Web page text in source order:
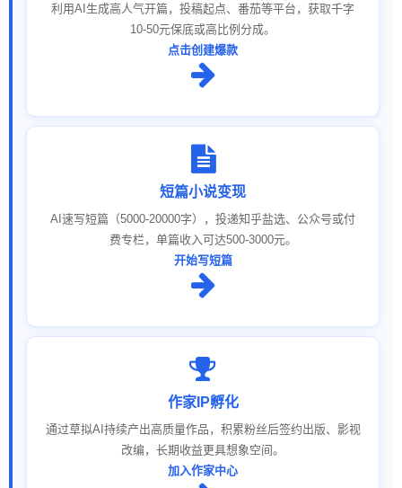
利用AI生成高人气开篇，投稿起点、番茄等平台，获取千字
10-50元保底或高比例分成。
点击创建爆款
短篇小说变现
AI速写短篇（5000-20000字），投递知乎盐选、公众号或付
费专栏，单篇收入可达500-3000元。
开始写短篇
作家IP孵化
通过草拟AI持续产出高质量作品，积累粉丝后签约出版、影视
改编，长期收益更具想象空间。
加入作家中心